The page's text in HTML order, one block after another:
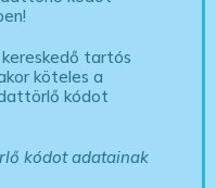
tartós
köteles a
kódot
kódot adatainak